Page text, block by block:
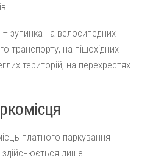
зупинка на велосипедних
транспорту, на пішохідних
територій, на перехрестях
платного паркування
здійснюється лише